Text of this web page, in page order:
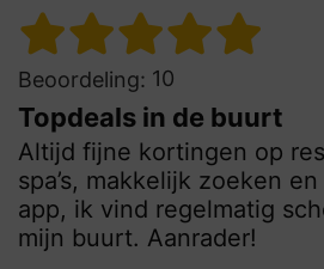
Beoordeling: 10
Topdeals in de buurt
Altijd fijne kortingen op
spa’s, makkelijk zoeken
app, ik vind regelmatig
mijn buurt. Aanrader!